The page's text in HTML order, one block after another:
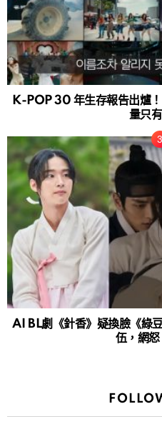
K-POP 30 年生存報告出爐
量只
AI BL劇《針香》疑換臉《綠
伍，網